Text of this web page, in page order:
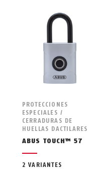
PROTECCIONES
ESPECIALES /
CERRADURAS DE
HUELLAS DACTILARES
ABUS TOUCH™ 57
2 VARIANTES